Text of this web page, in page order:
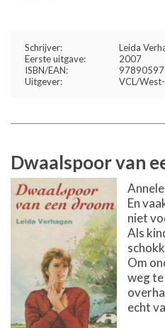
Schrijver:
Leida
Eerste uitgave:
2007
ISBN/EAN:
Uitgever:
VCL/
Dwaalspoor van
En
niet
Als
Om
weg
echt